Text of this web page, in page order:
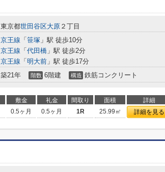
東京都世田谷区大原 ２丁目
京王線 「 笹塚 」駅 徒歩10分
京王線 「 代田橋 」駅 徒歩2分
京王線 「 明大前 」駅 徒歩17分
築21年 階数 6階建 構造 鉄筋コンクリート
敷金 礼金 間取り 面積 詳細
0.5ヶ月 0.5ヶ月 1R 25.99㎡ 詳細を見る